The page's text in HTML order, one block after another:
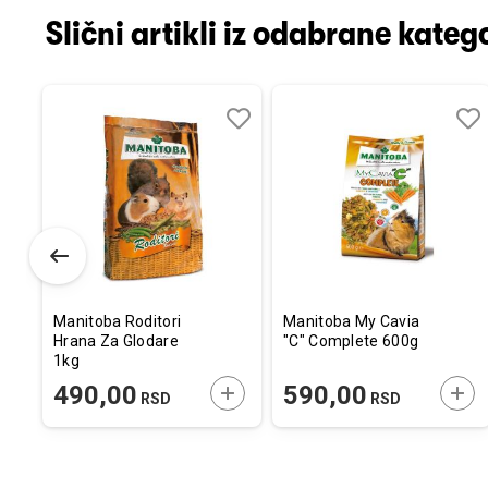
Slični artikli iz odabrane
U KORPU
Manitoba Roditori
Hrana Za Glodare
1kg
490,00 RSD DODAJTE U KORPU
Manitoba My Cavia
"C" Complete 600g
590,00 RSD